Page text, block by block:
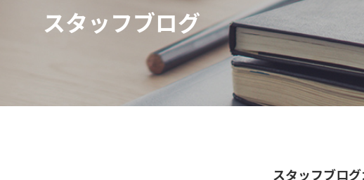
スタッフブログ
スタッフブロ